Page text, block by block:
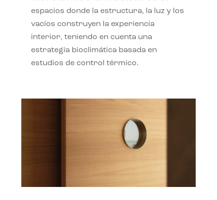
espacios donde la estructura, la luz y los
vacíos construyen la experiencia
interior, teniendo en cuenta una
estrategia bioclimática basada en
estudios de control térmico.